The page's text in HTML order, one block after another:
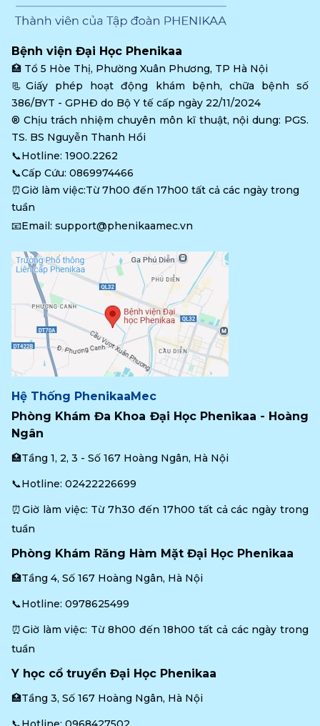
Bệnh viện Đại Học Phenikaa
🏥 Tổ 5 Hòe Thị, Phường Xuân Phương, TP Hà Nội
📃Giấy phép hoạt động khám bệnh, chữa bệnh số
386/BYT - GPHĐ do Bộ Y tế cấp ngày 22/11/2024
®️ Chịu trách nhiệm chuyên môn kĩ thuật, nội dung: PGS.
TS. BS Nguyễn Thanh Hồi
📞Hotline: 1900.2262
📞Cấp Cứu: 0869974466
⏰Giờ làm việc:Từ 7h00 đến 17h00 tất cả các ngày trong
tuần
📧Email: support@phenikaamec.vn
Hệ Thống PhenikaaMec
Phòng Khám Đa Khoa Đại Học Phenikaa - Hoàng
Ngân
🏥Tầng 1, 2, 3 - Số 167 Hoàng Ngân, Hà Nội
📞Hotline: 02422226699
⏰Giờ làm việc: Từ 7h30 đến 17h00 tất cả các ngày trong
tuần
Phòng Khám Răng Hàm Mặt Đại Học Phenikaa
🏥Tầng 4, Số 167 Hoàng Ngân, Hà Nội
📞Hotline: 0978625499
⏰Giờ làm việc: Từ 8h00 đến 18h00 tất cả các ngày trong
tuần
Y học cổ truyền Đại Học Phenikaa
🏥Tầng 3, Số 167 Hoàng Ngân, Hà Nội